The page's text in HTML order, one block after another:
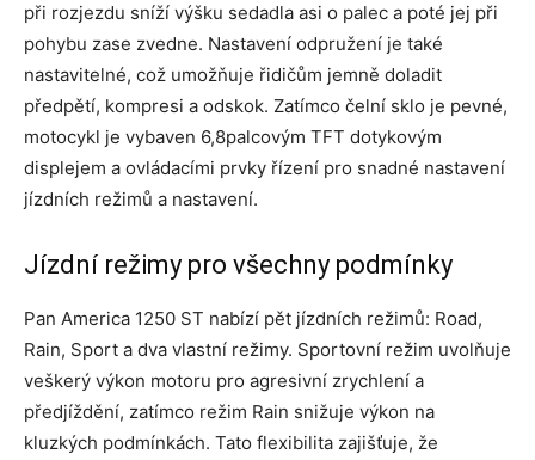
při rozjezdu sníží výšku sedadla asi o palec a poté jej při
pohybu zase zvedne. Nastavení odpružení je také
nastavitelné, což umožňuje řidičům jemně doladit
předpětí, kompresi a odskok. Zatímco čelní sklo je pevné,
motocykl je vybaven 6,8palcovým TFT dotykovým
displejem a ovládacími prvky řízení pro snadné nastavení
jízdních režimů a nastavení.
Jízdní režimy pro všechny podmínky
Pan America 1250 ST nabízí pět jízdních režimů: Road,
Rain, Sport a dva vlastní režimy. Sportovní režim uvolňuje
veškerý výkon motoru pro agresivní zrychlení a
předjíždění, zatímco režim Rain snižuje výkon na
kluzkých podmínkách. Tato flexibilita zajišťuje, že